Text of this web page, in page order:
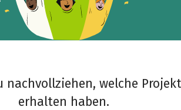
welche
erhalten haben.